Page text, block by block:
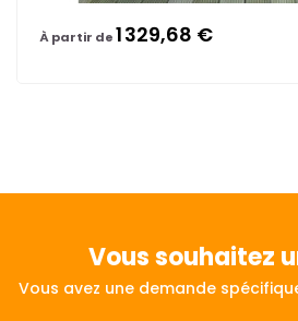
À partir de1 329,68 €
Vous souhaitez
Vous avez une demande